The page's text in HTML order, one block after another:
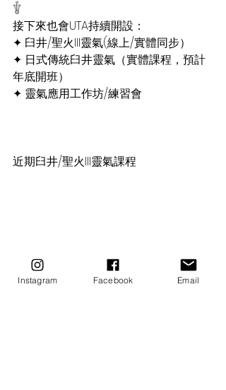
𓇚
接下來也會UTA持續開設：
✦ 臼井/聖火III靈氣(線上/實體同步）
✦ 日式傳統臼井靈氣（實體課程，預計
年底開班）
✦ 靈氣應用工作坊/練習會
近期臼井/聖火III靈氣課程
Instagram Facebook Email